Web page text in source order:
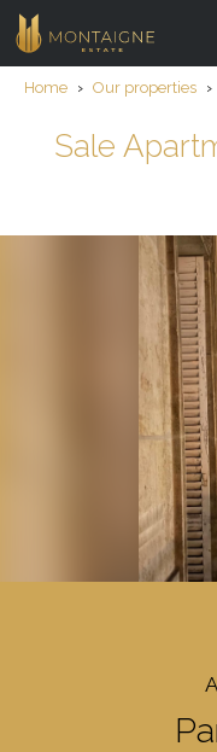
Home › Our properties ›
Sale